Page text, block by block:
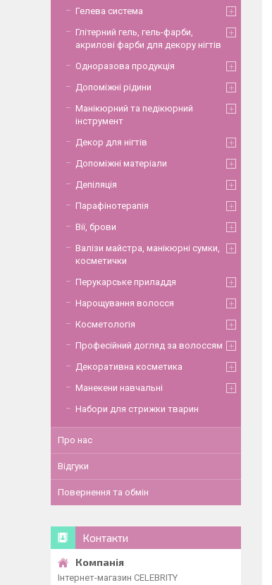
Гелева система
Глітерний гель, гель-фарби,
акрилові фарби для декору нігтів
Одноразова продукція
Допоміжні рідини
Манікюрний та педікюрний
інструмент
Декор для нігтів
Допоміжні матеріали
Депіляція
Парафінотерапія
Вії, брови
Валізи майстра, манікюрні сумки,
косметички
Перукарське приладдя
Нарощування волосся
Косметологія
Професійний догляд за волоссям
Декоративна косметика
Манекени навчальні
Набори для стрижки тварин
Про нас
Відгуки
Повернення та обмін
Контакти
Інтернет-магазин CELEBRITY